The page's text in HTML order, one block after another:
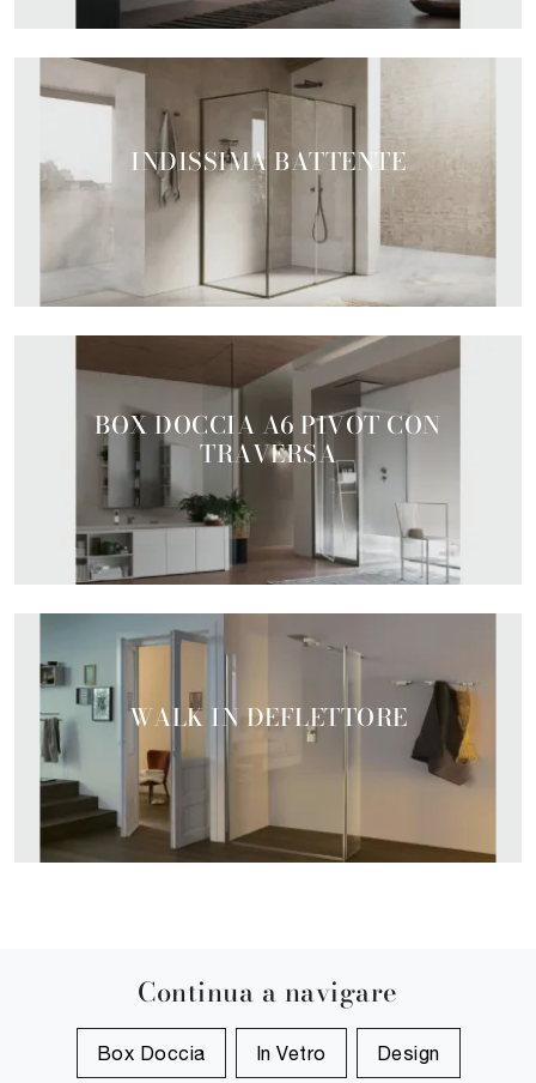
INDISSIMA BATTENTE
BOX DOCCIA A6 PIVOT CON
TRAVERSA
WALK IN DEFLETTORE
Continua a navigare
Box Doccia In Vetro Design